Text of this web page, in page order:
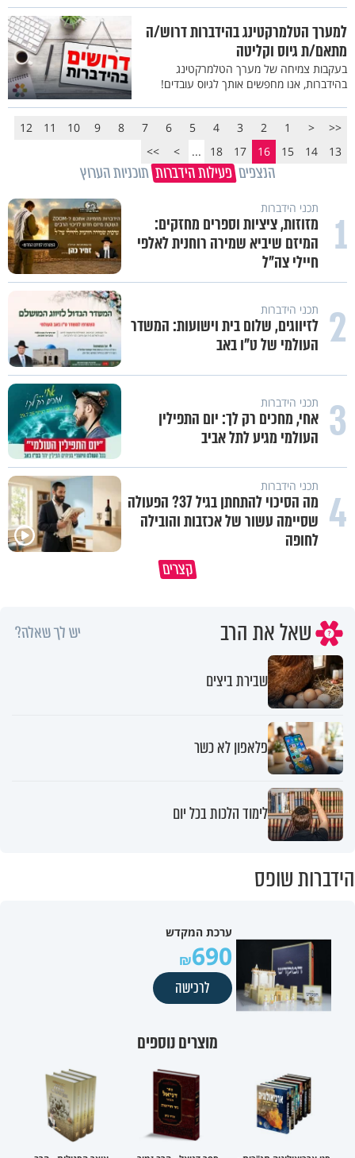
למערך הטלמרקטינג בהידברות דרוש/ה
מתאם/ת גיוס וקליטה
בעקבות צמיחה של מערך הטלמרקטינג
בהידברות, אנו מחפשים אותך לגיוס עובדים!
<<
<
1
2
3
4
5
6
7
8
9
10
11
12
13
14
15
16
17
18
...
>
>>
הנצפים פעילות הידברות תוכניות הערוץ
1 תכני הידברות
מזוזות, ציציות וספרים מחזקים:
המיזם שיביא שמירה רוחנית לאלפי
חיילי צה"ל
2 תכני הידברות
לזיווגים, שלום בית וישועות: המשדר
העולמי של ט"ו באב
3 תכני הידברות
אחי, מחכים רק לך: יום התפילין
העולמי מגיע לתל אביב
4 תכני הידברות
מה הסיכוי להתחתן בגיל 37? הפעולה
שסיימה עשור של אכזבות והובילה
לחופה
קצרים
מתחילים לעבוד לקראת ראש השנה
הרגעים הקשים ביותר בחיים
שאל את הרב יש לך שאלה?
שבירת ביצים
פלאפון לא כשר
לימוד הלכות בכל יום
הידברות שופס
ערכת המקדש
690
לרכישה
מוצרים נוספים